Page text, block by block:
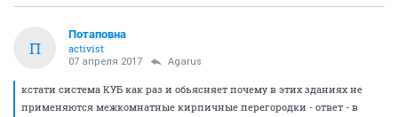
П
Потаповна
activist
07 апреля 2017 Agarus
кстати система КУБ как раз и обьясняет почему в этих зданиях не
применяются межкомнатные кирпичные перегородки - ответ - в